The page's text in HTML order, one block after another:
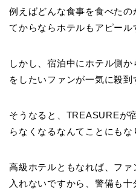
例えばどんな食事を食べた
てからならホテルもアピール
しかし、宿泊中にホテル側
をしたいファンが一気に殺到
そうなると、TREASUREが
らなくなるなんてことにもな
高級ホテルともなれば、フ
入れないですから、警備も十